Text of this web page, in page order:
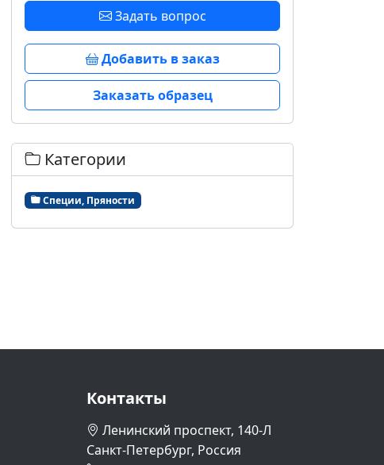
Задать вопрос
Добавить в заказ
Заказать образец
Категории
Специи, Пряности
Контакты
Ленинский проспект, 140-Л
Санкт-Петербург, Россия